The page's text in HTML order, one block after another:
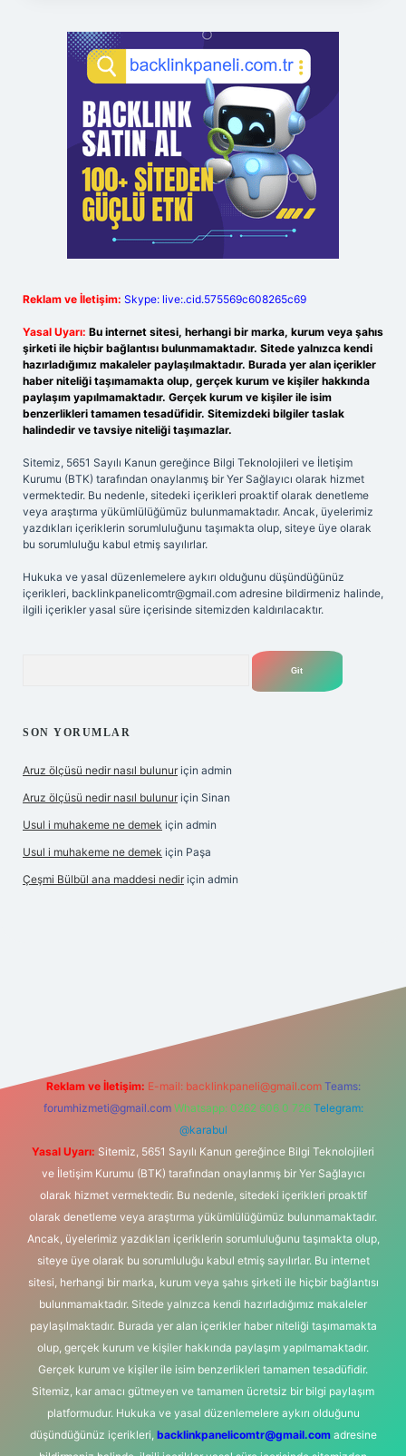
Reklam ve İletişim: Skype: live:.cid.575569c608265c69
Yasal Uyarı: Bu internet sitesi, herhangi bir marka, kurum veya şahıs
şirketi ile hiçbir bağlantısı bulunmamaktadır. Sitede yalnızca kendi
hazırladığımız makaleler paylaşılmaktadır. Burada yer alan içerikler
haber niteliği taşımamakta olup, gerçek kurum ve kişiler hakkında
paylaşım yapılmamaktadır. Gerçek kurum ve kişiler ile isim
benzerlikleri tamamen tesadüfidir. Sitemizdeki bilgiler taslak
halindedir ve tavsiye niteliği taşımazlar.
Sitemiz, 5651 Sayılı Kanun gereğince Bilgi Teknolojileri ve İletişim
Kurumu (BTK) tarafından onaylanmış bir Yer Sağlayıcı olarak hizmet
vermektedir. Bu nedenle, sitedeki içerikleri proaktif olarak denetleme
veya araştırma yükümlülüğümüz bulunmamaktadır. Ancak, üyelerimiz
yazdıkları içeriklerin sorumluluğunu taşımakta olup, siteye üye olarak
bu sorumluluğu kabul etmiş sayılırlar.
Hukuka ve yasal düzenlemelere aykırı olduğunu düşündüğünüz
içerikleri, backlinkpanelicomtr@gmail.com adresine bildirmeniz halinde,
ilgili içerikler yasal süre içerisinde sitemizden kaldırılacaktır.
SON YORUMLAR
Aruz ölçüsü nedir nasıl bulunur için admin
Aruz ölçüsü nedir nasıl bulunur için Sinan
Usul i muhakeme ne demek için admin
Usul i muhakeme ne demek için Paşa
Çeşmi Bülbül ana maddesi nedir için admin
Reklam ve İletişim: E-mail: backlinkpaneli@gmail.com Teams:
forumhizmeti@gmail.com Whatsapp: 0262 606 0 726 Telegram:
@karabul
Yasal Uyarı: Sitemiz, 5651 Sayılı Kanun gereğince Bilgi Teknolojileri
ve İletişim Kurumu (BTK) tarafından onaylanmış bir Yer Sağlayıcı
olarak hizmet vermektedir. Bu nedenle, sitedeki içerikleri proaktif
olarak denetleme veya araştırma yükümlülüğümüz bulunmamaktadır.
Ancak, üyelerimiz yazdıkları içeriklerin sorumluluğunu taşımakta olup,
siteye üye olarak bu sorumluluğu kabul etmiş sayılırlar. Bu internet
sitesi, herhangi bir marka, kurum veya şahıs şirketi ile hiçbir bağlantısı
bulunmamaktadır. Sitede yalnızca kendi hazırladığımız makaleler
paylaşılmaktadır. Burada yer alan içerikler haber niteliği taşımamakta
olup, gerçek kurum ve kişiler hakkında paylaşım yapılmamaktadır.
Gerçek kurum ve kişiler ile isim benzerlikleri tamamen tesadüfidir.
Sitemiz, kar amacı gütmeyen ve tamamen ücretsiz bir bilgi paylaşım
platformudur. Hukuka ve yasal düzenlemelere aykırı olduğunu
düşündüğünüz içerikleri, backlinkpanelicomtr@gmail.comadresine